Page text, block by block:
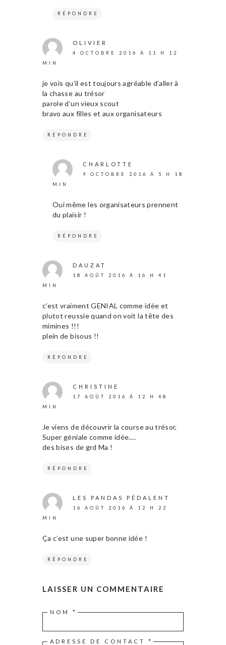
RÉPONDRE
OLIVIER
4 OCTOBRE 2016 À 11 H 12
MIN
je vois qu’il est toujours agréable d’aller à
la chasse au trésor
parole d’un vieux scout
bravo aux filles et aux organisateurs
RÉPONDRE
CHARLOTTE
9 OCTOBRE 2016 À 5 H 18
MIN
Oui même les organisateurs prennent
du plaisir !
RÉPONDRE
DAUZAT
18 AOÛT 2016 À 16 H 41
MIN
c’est vraiment GENIAL comme idée et
plutot reussie quand on voit la tête des
mimines !!!
plein de bisous !!
RÉPONDRE
CHRISTINE
17 AOÛT 2016 À 12 H 48
MIN
Je viens de découvrir la course au trésor,
Super géniale comme idée….
des bises de grd Ma !
RÉPONDRE
LES PANDAS PÉDALENT
16 AOÛT 2016 À 12 H 22
MIN
Ça c’est une super bonne idée !
RÉPONDRE
LAISSER UN COMMENTAIRE
NOM *
ADRESSE DE CONTACT *